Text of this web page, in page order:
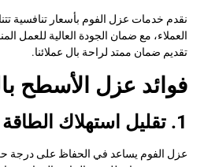
نقدم خدمات عزل الفوم بأسعار تنافسية
العملاء، مع ضمان الجودة العالية للعمل
تقديم ضمان ممتد لراحة بال عملائنا.
فوائد عزل الأسطح
1. تقليل استهلاك الطاقة
عزل الفوم يساعد في الحفاظ على درجة